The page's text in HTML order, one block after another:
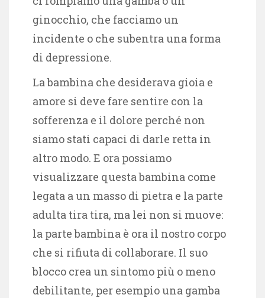
ginocchio, che facciamo un
incidente o che subentra una forma
di depressione.
La bambina che desiderava gioia e
amore si deve fare sentire con la
sofferenza e il dolore perché non
siamo stati capaci di darle retta in
altro modo. E ora possiamo
visualizzare questa bambina come
legata a un masso di pietra e la parte
adulta tira tira, ma lei non si muove:
la parte bambina è ora il nostro corpo
che si rifiuta di collaborare. Il suo
blocco crea un sintomo più o meno
debilitante, per esempio una gamba